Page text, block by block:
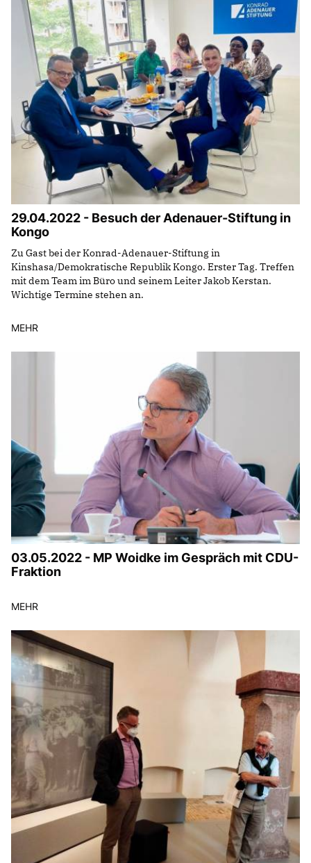
29.04.2022 - Besuch der Adenauer-Stiftung in
Kongo
Zu Gast bei der Konrad-Adenauer-Stiftung in
Kinshasa/Demokratische Republik Kongo. Erster Tag. Treffen
mit dem Team im Büro und seinem Leiter Jakob Kerstan.
Wichtige Termine stehen an.
MEHR
03.05.2022 - MP Woidke im Gespräch mit CDU-
Fraktion
MEHR